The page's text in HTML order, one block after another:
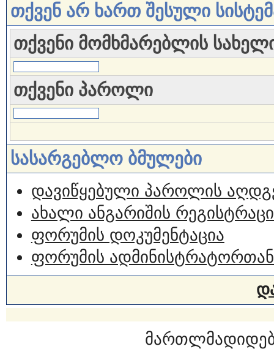
თქვენ არ ხართ შესული
თქვენი მომხმარებლის
თქვენი პაროლი
სასარგებლო ბმულები
დავიწყებული პაროლის
ახალი ანგარიშის
ფორუმის დოკუმენტაცია
ფორუმის ადმინისტრატორთან